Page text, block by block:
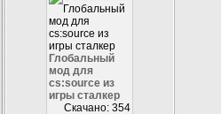
Глобальный
мод для
cs:source из
игры сталкер
Скачано: 354